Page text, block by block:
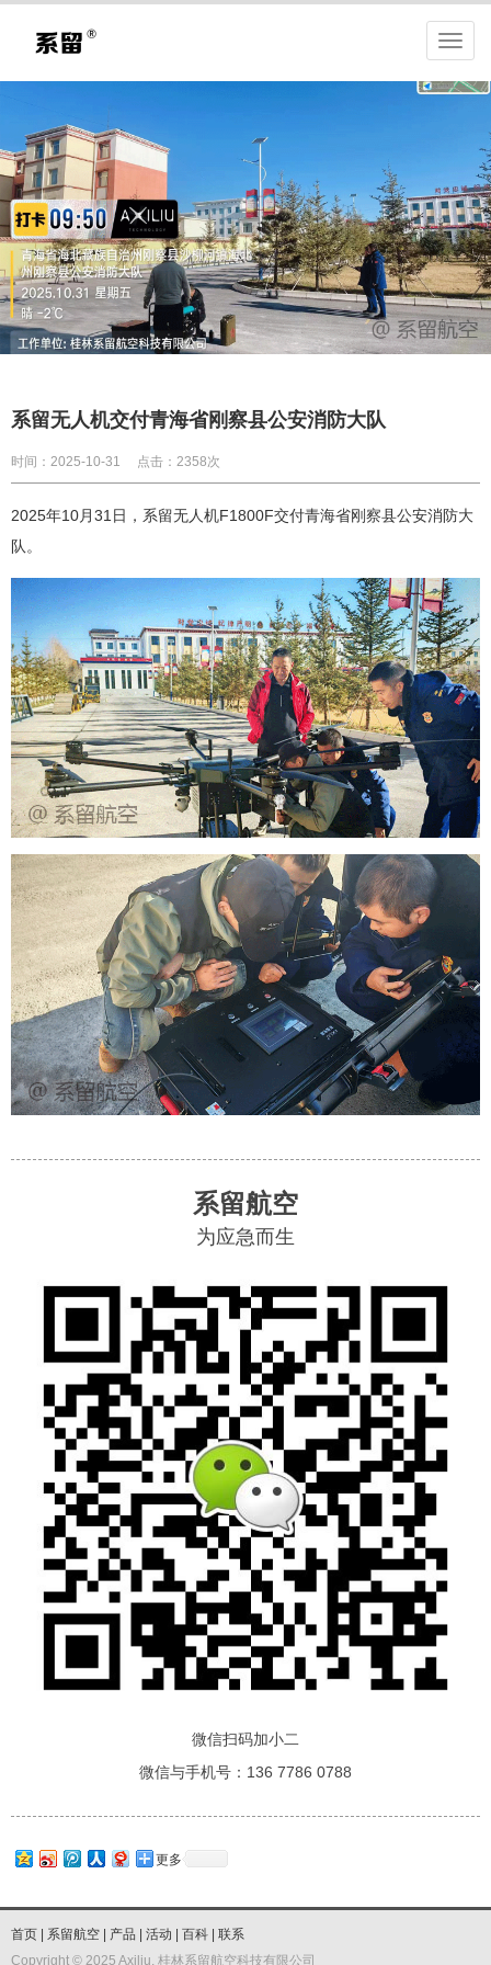
系留无人机交付青海省刚察县公安消防大队
时间：2025-10-31 点击：2358次
2025年10月31日， 系留无人机F1800F交付青海省刚察县公安消防大
队。
系留航空
为应急而生
微信扫码加小二
微信与手机号：136 7786 0788
更多
首页 系留航空 产品 活动 百科
联系
Copyright © 2025 Axiliu, 桂林系留航空科技有限公司